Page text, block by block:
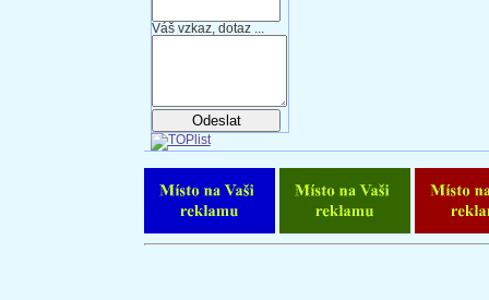
Váš vzkaz, dotaz ...